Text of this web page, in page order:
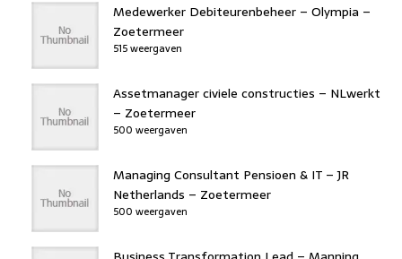
Medewerker Debiteurenbeheer – Olympia –
Zoetermeer
515 weergaven
Assetmanager civiele constructies – NLwerkt
– Zoetermeer
500 weergaven
Managing Consultant Pensioen & IT – JR
Netherlands – Zoetermeer
500 weergaven